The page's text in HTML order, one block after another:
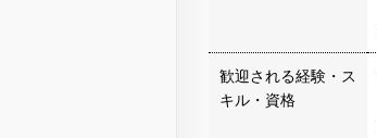
歓迎される経験・ス
キル・資格